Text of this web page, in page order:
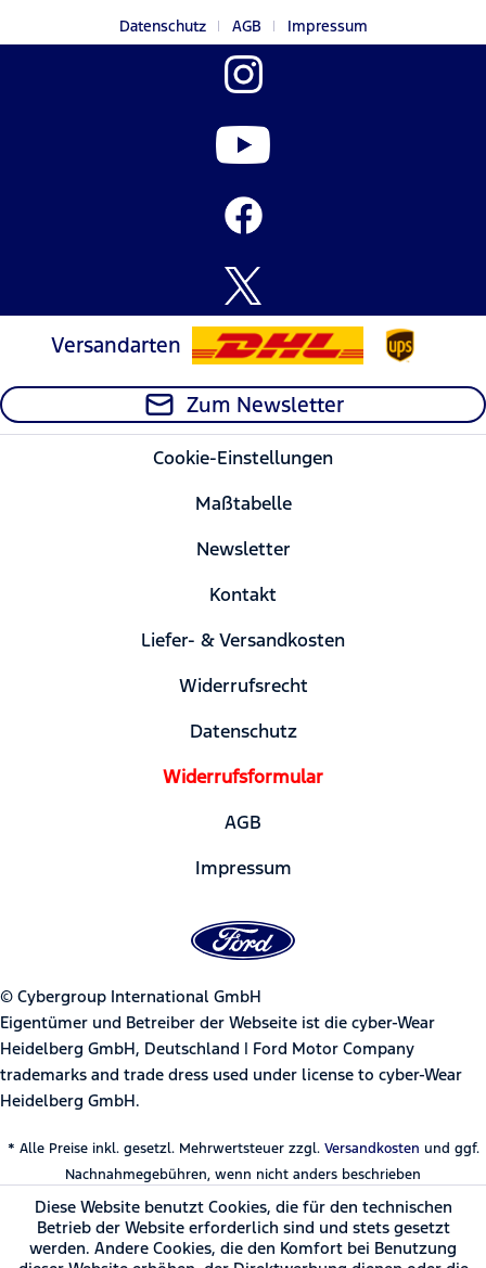
Datenschutz
AGB Impressum
Versandarten
Zum Newsletter
Cookie-Einstellungen
Maßtabelle
Newsletter
Kontakt
Liefer- & Versandkosten
Widerrufsrecht
Datenschutz
Widerrufsformular
AGB
Impressum
© Cybergroup International GmbH
Eigentümer und Betreiber der Webseite ist die cyber-Wear
Heidelberg GmbH, Deutschland | Ford Motor Company
trademarks and trade dress used under license to cyber-Wear
Heidelberg GmbH.
* Alle Preise inkl. gesetzl. Mehrwertsteuer zzgl. Versandkosten und ggf.
Nachnahmegebühren, wenn nicht anders beschrieben
Diese Website benutzt Cookies, die für den technischen
Betrieb der Website erforderlich sind und stets gesetzt
werden. Andere Cookies, die den Komfort bei Benutzung